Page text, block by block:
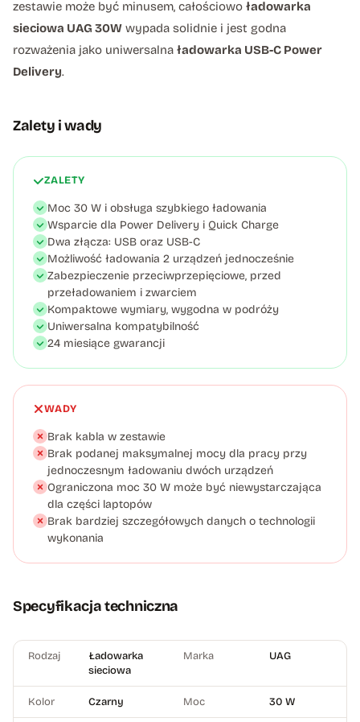
zestawie może być minusem, całościowo ładowarka
sieciowa UAG 30W wypada solidnie i jest godna
rozważenia jako uniwersalna ładowarka USB-C Power
Delivery.
Zalety i wady
ZALETY
Moc 30 W i obsługa szybkiego ładowania
Wsparcie dla Power Delivery i Quick Charge
Dwa złącza: USB oraz USB-C
Możliwość ładowania 2 urządzeń jednocześnie
Zabezpieczenie przeciwprzepięciowe, przed
przeładowaniem i zwarciem
Kompaktowe wymiary, wygodna w podróży
Uniwersalna kompatybilność
24 miesiące gwarancji
WADY
Brak kabla w zestawie
Brak podanej maksymalnej mocy dla pracy przy
jednoczesnym ładowaniu dwóch urządzeń
Ograniczona moc 30 W może być niewystarczająca
dla części laptopów
Brak bardziej szczegółowych danych o technologii
wykonania
Specyfikacja techniczna
Rodzaj
Ładowarka
sieciowa
Marka UAG
Kolor Czarny Moc 30 W